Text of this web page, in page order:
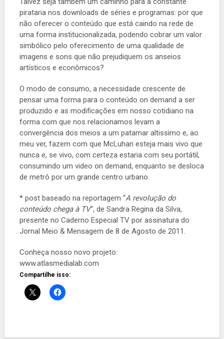
pirataria nos downloads de séries e programas: por que
não oferecer o conteúdo que está caindo na rede de
uma forma institucionalizada, podendo cobrar um valor
simbólico pelo oferecimento de uma qualidade de
imagens e sons que não prejudiquem os anseios
artísticos e econômicos?
O modo de consumo, a necessidade crescente de
pensar uma forma para o conteúdo on demand a ser
produzido e as modificações em nosso cotidiano na
forma com que nos relacionamos levam a
convergência dos meios a um patamar altissimo e, ao
meu ver, fazem com que McLuhan esteja mais vivo que
nunca e, se vivo, com certeza estaria com seu portátil,
consumindo um video on demand, enquanto se desloca
de metrô por um grande centro urbano.
* post baseado na reportagem “A revolução do
conteúdo chega à TV“, de Sandra Regina da Silva,
presente no Caderno Especial TV por assinatura do
Jornal Meio & Mensagem de 8 de Agosto de 2011.
Conheça nosso novo projeto:
www.atlasmedialab.com
Compartilhe isso: